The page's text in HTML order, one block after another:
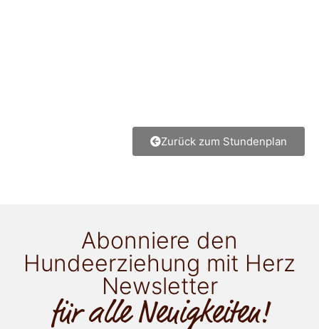
Zurück zum Stundenplan
Abonniere den
Hundeerziehung mit Herz
Newsletter
für alle Neuigkeiten!